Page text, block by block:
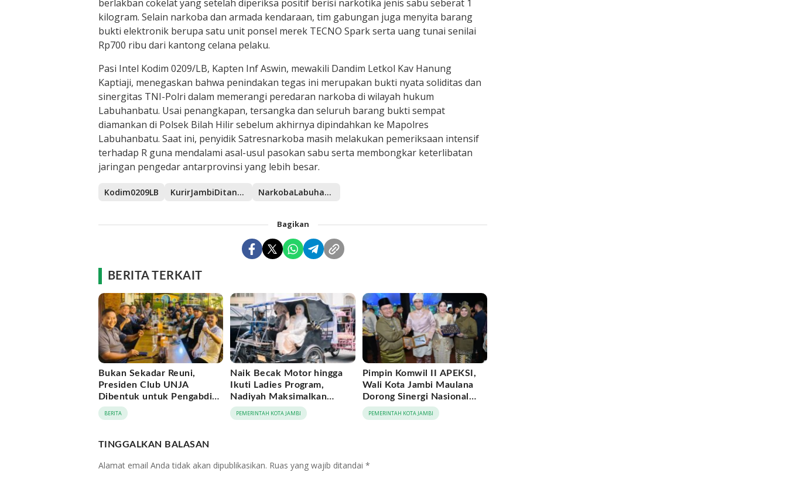
berlakban cokelat yang setelah diperiksa positif berisi narkotika jenis sabu seberat 1
kilogram. Selain narkoba dan armada kendaraan, tim gabungan juga menyita barang
bukti elektronik berupa satu unit ponsel merek TECNO Spark serta uang tunai senilai
Rp700 ribu dari kantong celana pelaku.
Pasi Intel Kodim 0209/LB, Kapten Inf Aswin, mewakili Dandim Letkol Kav Hanung
Kaptiaji, menegaskan bahwa penindakan tegas ini merupakan bukti nyata soliditas dan
sinergitas TNI-Polri dalam memerangi peredaran narkoba di wilayah hukum
Labuhanbatu. Usai penangkapan, tersangka dan seluruh barang bukti sempat
diamankan di Polsek Bilah Hilir sebelum akhirnya dipindahkan ke Mapolres
Labuhanbatu. Saat ini, penyidik Satresnarkoba masih melakukan pemeriksaan intensif
terhadap R guna mendalami asal-usul pasokan sabu serta membongkar keterlibatan
jaringan pengedar antarprovinsi yang lebih besar.
Kodim0209LB KurirJambiDitangkap NarkobaLabuhanbatu
Bagikan
BERITA TERKAIT
Bukan Sekadar Reuni,
Presiden Club UNJA
Dibentuk untuk Pengabdian
Lintas Generasi
BERITA
Naik Becak Motor hingga
Ikuti Ladies Program,
Nadiyah Maksimalkan
Momentum Rakernas
APEKSI di Medan
PEMERINTAH KOTA JAMBI
Pimpin Komwil II APEKSI,
Wali Kota Jambi Maulana
Dorong Sinergi Nasional
Antar-Kota
PEMERINTAH KOTA JAMBI
TINGGALKAN BALASAN
Alamat email Anda tidak akan dipublikasikan. Ruas yang wajib ditandai *